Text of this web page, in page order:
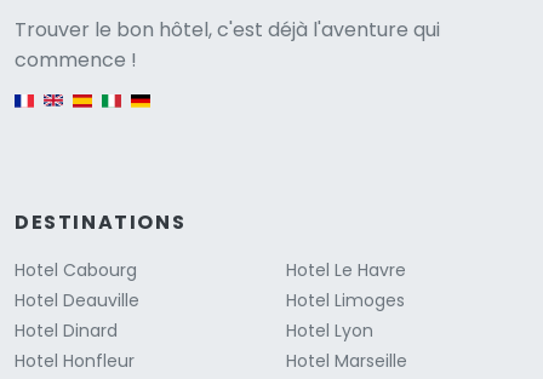
Trouver le bon hôtel, c'est déjà l'aventure qui
commence !
DESTINATIONS
Hotel Cabourg
Hotel Deauville
Hotel Dinard
Hotel Honfleur
Hotel Le Havre
Hotel Limoges
Hotel Lyon
Hotel Marseille